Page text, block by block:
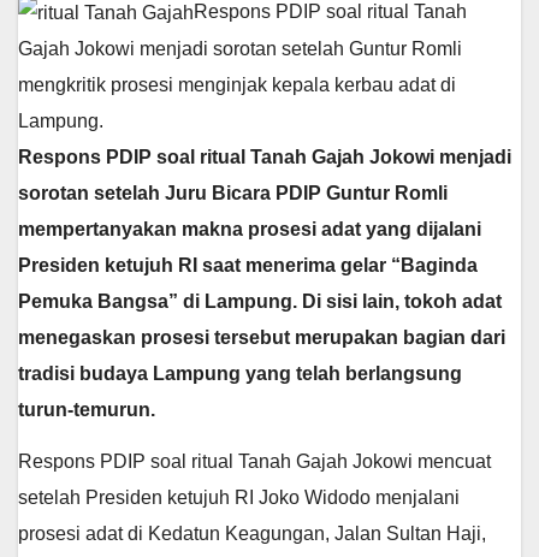
Respons PDIP soal ritual Tanah
Gajah Jokowi menjadi sorotan setelah Guntur Romli
mengkritik prosesi menginjak kepala kerbau adat di
Lampung.
Respons PDIP soal ritual Tanah Gajah Jokowi menjadi
sorotan setelah Juru Bicara PDIP Guntur Romli
mempertanyakan makna prosesi adat yang dijalani
Presiden ketujuh RI saat menerima gelar “Baginda
Pemuka Bangsa” di Lampung. Di sisi lain, tokoh adat
menegaskan prosesi tersebut merupakan bagian dari
tradisi budaya Lampung yang telah berlangsung
turun-temurun.
Respons PDIP soal ritual Tanah Gajah Jokowi mencuat
setelah Presiden ketujuh RI Joko Widodo menjalani
prosesi adat di Kedatun Keagungan, Jalan Sultan Haji,